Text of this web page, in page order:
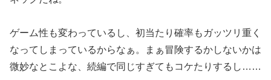
ゲーム性も変わっているし、初当たり確率もガッツリ重く
なってしまっているからなぁ。まぁ冒険するかしないかは
微妙なとこよな、続編で同じすぎてもコケたりするし……